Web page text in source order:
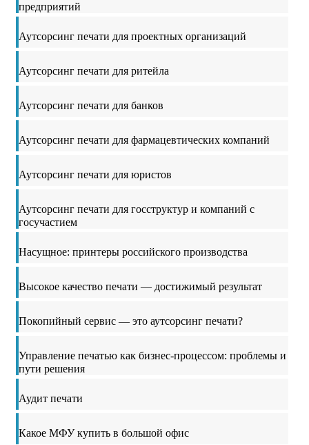
предприятий
Аутсорсинг печати для проектных организаций
Аутсорсинг печати для ритейла
Аутсорсинг печати для банков
Аутсорсинг печати для фармацевтических компаний
Аутсорсинг печати для юристов
Аутсорсинг печати для госструктур и компаний с
госучастием
Насущное: принтеры российского производства
Высокое качество печати — достижимый результат
Покопийный сервис — это аутсорсинг печати?
Управление печатью как бизнес-процессом: проблемы и
пути решения
Аудит печати
Какое МФУ купить в большой офис